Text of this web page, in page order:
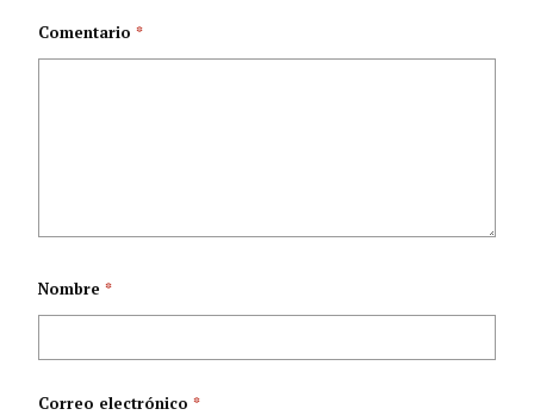
VIH
Comentario*
Nombre*
Correo electrónico*